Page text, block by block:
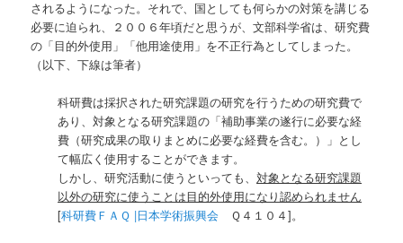
されるようになった。それで、国としても何らかの対策を講じる
必要に迫られ、２００６年頃だと思うが、文部科学省は、研究費
の「目的外使用」「他用途使用」を不正行為としてしまった。
（以下、下線は筆者）
科研費は採択された研究課題の研究を行うための研究費で
あり、対象となる研究課題の「補助事業の遂行に必要な経
費（研究成果の取りまとめに必要な経費を含む。）」とし
て幅広く使用することができます。
しかし、研究活動に使うといっても、対象となる研究課題
以外の研究に使うことは目的外使用になり認められません
[科研費ＦＡＱ |日本学術振興会 Ｑ４１０４]。